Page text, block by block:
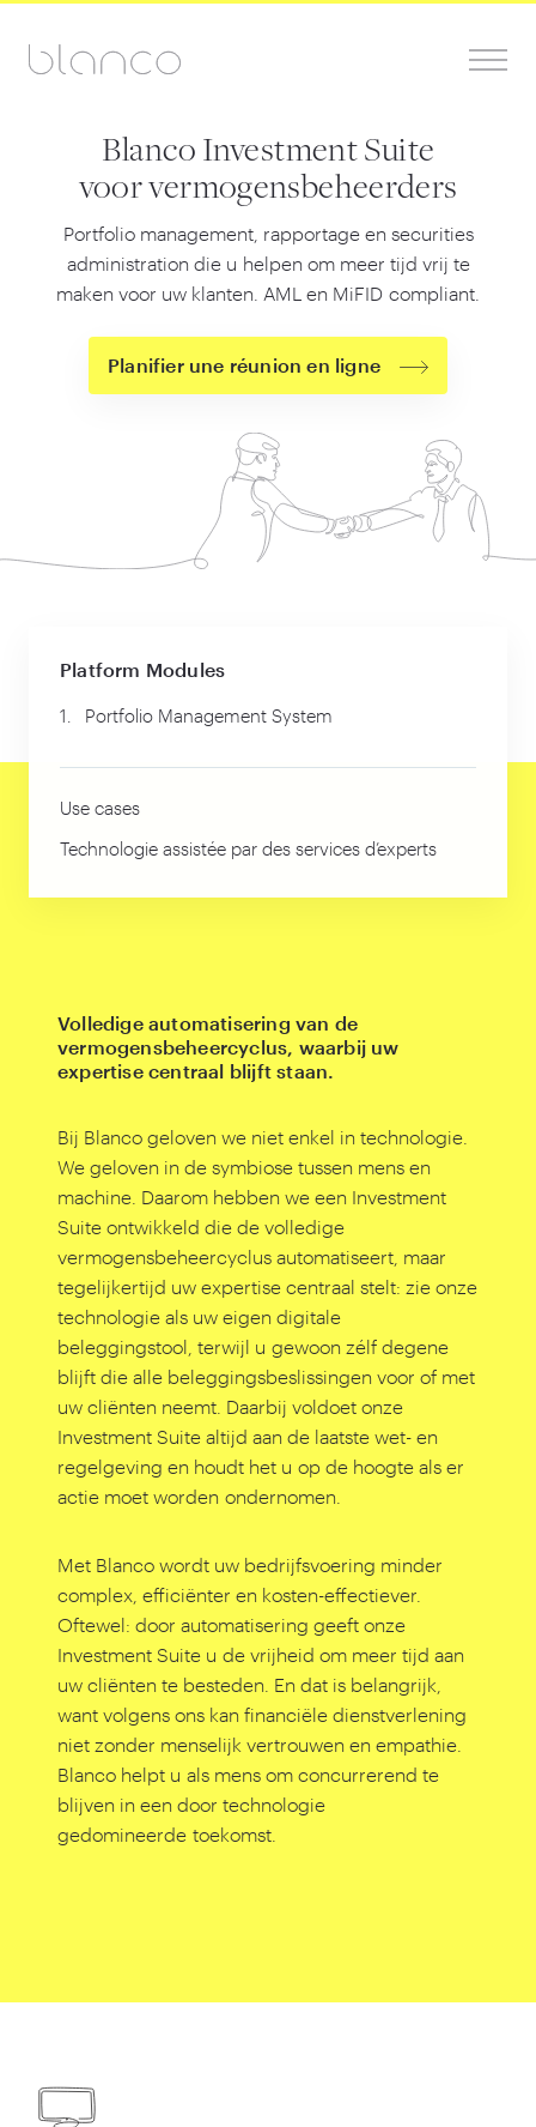
Blanco Investment Suite
voor vermogensbeheerders
Portfolio management, rapportage en securities
administration die u helpen om meer tijd vrij te
maken voor uw klanten. AML en MiFID compliant.
Planifier une réunion en ligne
Platform Modules
1. Portfolio Management System
Use cases
Technologie assistée par des services d’experts
Volledige automatisering van de
vermogensbeheercyclus, waarbij uw
expertise centraal blijft staan.
Bij Blanco geloven we niet enkel in technologie.
We geloven in de symbiose tussen mens en
machine. Daarom hebben we een Investment
Suite ontwikkeld die de volledige
vermogensbeheercyclus automatiseert, maar
tegelijkertijd uw expertise centraal stelt: zie onze
technologie als uw eigen digitale
beleggingstool, terwijl u gewoon zélf degene
blijft die alle beleggingsbeslissingen voor of met
uw cliënten neemt. Daarbij voldoet onze
Investment Suite altijd aan de laatste wet- en
regelgeving en houdt het u op de hoogte als er
actie moet worden ondernomen.
Met Blanco wordt uw bedrijfsvoering minder
complex, efficiënter en kosten-effectiever.
Oftewel: door automatisering geeft onze
Investment Suite u de vrijheid om meer tijd aan
uw cliënten te besteden. En dat is belangrijk,
want volgens ons kan financiële dienstverlening
niet zonder menselijk vertrouwen en empathie.
Blanco helpt u als mens om concurrerend te
blijven in een door technologie
gedomineerde toekomst.